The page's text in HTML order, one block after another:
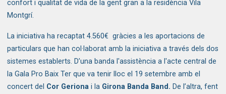
confort i qualitat de vida de la gent gran a la residència Vila
Montgrí.
La iniciativa ha recaptat 4.560€  gràcies a les aportacions de
particulars que han col·laborat amb la iniciativa a través dels dos
sistemes establerts. D’una banda l'assistència a l'acte central de
la Gala Pro Baix Ter que va tenir lloc el 19 setembre amb el
concert del Cor Geriona i la Girona Banda Band. De l’altra, fent